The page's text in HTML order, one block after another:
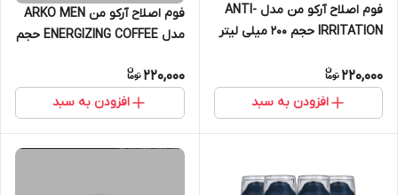
فوم اصلاح آرکو من مدل ANTI-
IRRITATION حجم 200 میلی لیتر
220,000
افزودن به سبد
فوم اصلاح آرکو من ARKO MEN
مدل ENERGIZING COFFEE حجم
220,000
افزودن به سبد